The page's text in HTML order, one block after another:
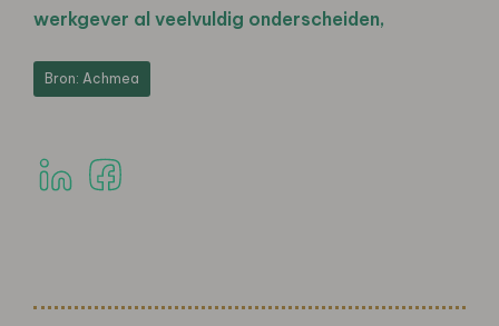
werkgever al veelvuldig onderscheiden,
Bron: Achmea